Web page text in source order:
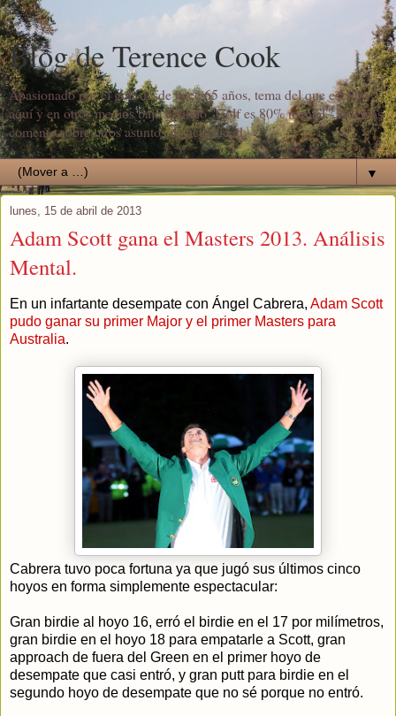
Blog de Terence Cook
Apasionado por el golf desde hace 65 años, tema del que escribo
aquí y en otros medios bajo el título "Golf es 80% mental". Además
comento sobre otros asuntos de actualidad.
▼
lunes, 15 de abril de 2013
Adam Scott gana el Masters 2013. Análisis
Mental.
En un infartante desempate con Ángel Cabrera, Adam Scott
pudo ganar su primer Major y el primer Masters para
Australia.
Cabrera tuvo poca fortuna ya que jugó sus últimos cinco
hoyos en forma simplemente espectacular:
Gran birdie al hoyo 16, erró el birdie en el 17 por milímetros,
gran birdie en el hoyo 18 para empatarle a Scott, gran
approach de fuera del Green en el primer hoyo de
desempate que casi entró, y gran putt para birdie en el
segundo hoyo de desempate que no sé porque no entró.